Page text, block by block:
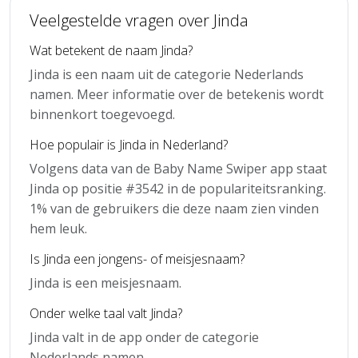
Veelgestelde vragen over Jinda
Wat betekent de naam Jinda?
Jinda is een naam uit de categorie Nederlands
namen. Meer informatie over de betekenis wordt
binnenkort toegevoegd.
Hoe populair is Jinda in Nederland?
Volgens data van de Baby Name Swiper app staat
Jinda op positie #3542 in de populariteitsranking.
1% van de gebruikers die deze naam zien vinden
hem leuk.
Is Jinda een jongens- of meisjesnaam?
Jinda is een meisjesnaam.
Onder welke taal valt Jinda?
Jinda valt in de app onder de categorie